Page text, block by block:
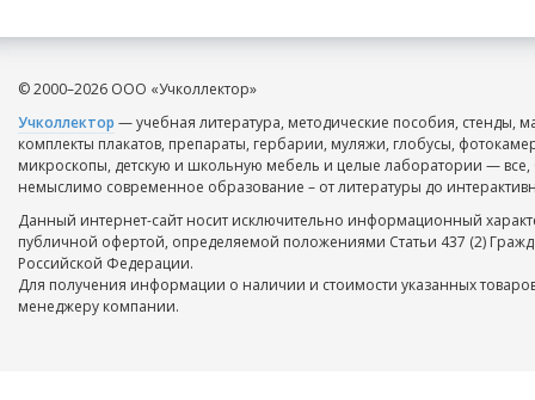
© 2000–2026 ООО «Учколлектор»
Учколлектор — учебная литература, методические пособия, стенды,
комплекты плакатов, препараты, гербарии, муляжи, глобусы,
микроскопы, детскую и школьную мебель и целые лаборатории — все,
немыслимо современное образование – от литературы до
Данный интернет-сайт носит исключительно информационный
публичной офертой, определяемой положениями Статьи 437 (2)
Российской Федерации.
Для получения информации о наличии и стоимости указанных
менеджеру компании.